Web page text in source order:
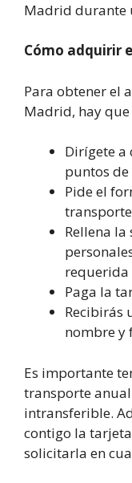
Madrid durante
Cómo adquirir
Para obtener el
Madrid, hay
Dirígete a
puntos
Pide el
Rellena
requerida
Paga la
Recibirás
nombre y
Es importante
transporte
intransferible.
contigo la
solicitarla en